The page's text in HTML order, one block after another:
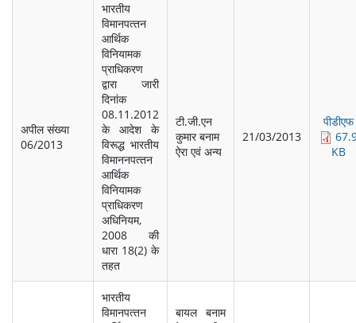
अपील संख्‍या
06/2013
भारतीय
विमानपत्‍तन
आर्थिक
विनियामक
प्राधिकरण
द्वारा जारी
दिनांक
08.11.2012
के आदेश के
विरूद्ध भारतीय
विमाननपत्‍तन
आर्थिक
विनियामक
प्राधिकरण
अधिनियम,
2008 की
धारा 18(2) के
तहत
टी.जी.एन
कुमार बनाम
ऐरा एवं अन्‍य
21/03/2013
पीडीएफ
KB
भारतीय
विमानपत्‍तन
बायल बनाम